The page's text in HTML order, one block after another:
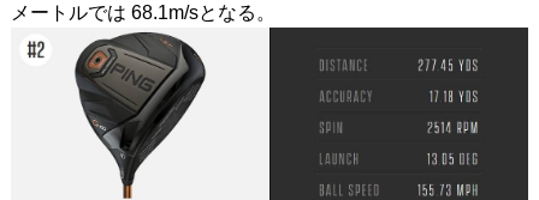
メートルでは 68.1m/sとなる。